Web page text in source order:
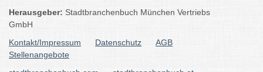
Herausgeber: Stadtbranchenbuch München Vertriebs
GmbH
Kontakt/Impressum
Datenschutz
AGB
Stellenangebote